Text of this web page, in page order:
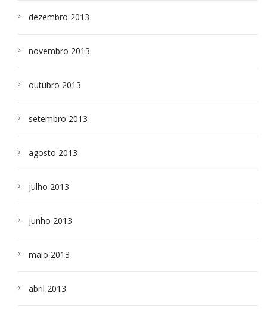
dezembro 2013
novembro 2013
outubro 2013
setembro 2013
agosto 2013
julho 2013
junho 2013
maio 2013
abril 2013